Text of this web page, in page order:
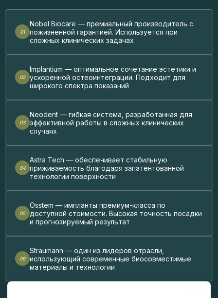
Nobel Biocare — премиальный производитель с
пожизненной гарантией. Используется при
сложных клинических задачах
Implantium — оптимальное сочетание эстетики и
ускоренной остеоинтеграции. Подходит для
широкого спектра показаний
Neodent — гибкая система, разработанная для
эффективной работы в сложных клинических
случаях
Astra Tech — обеспечивает стабильную
приживаемость благодаря запатентованной
технологии поверхности
Osstem — импланты премиум-класса по
доступной стоимости. Высокая точность посадки
и прогнозируемый результат
Straumann — один из лидеров отрасли,
использующий современные биосовместимые
материалы и технологии